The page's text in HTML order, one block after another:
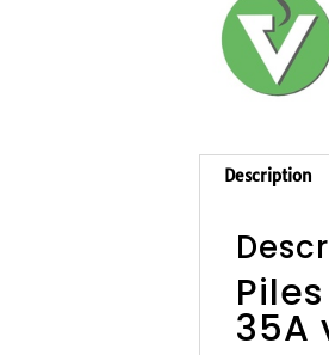
Description
35A